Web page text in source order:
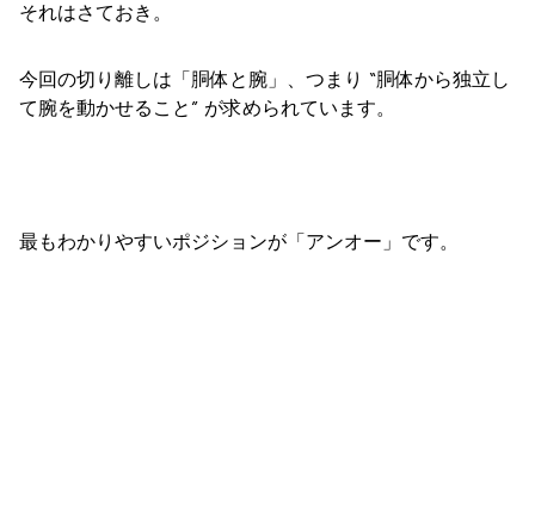
それはさておき。
今回の切り離しは「胴体と腕」、つまり “胴体から独立し
て腕を動かせること” が求められています。
最もわかりやすいポジションが「アンオー」です。